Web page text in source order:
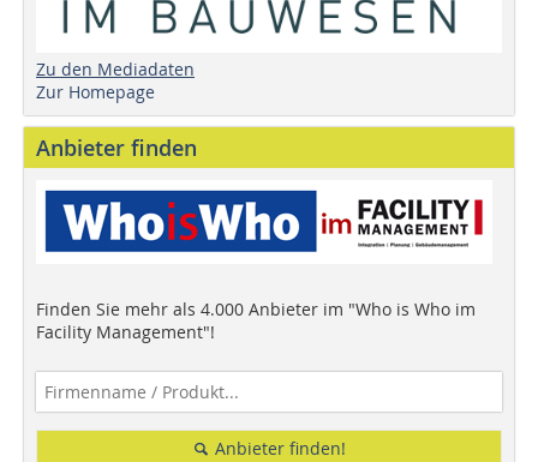
Zu den Mediadaten
Zur Homepage
Anbieter finden
Finden Sie mehr als 4.000 Anbieter im "Who is Who im
Facility Management"!
Anbieter finden!